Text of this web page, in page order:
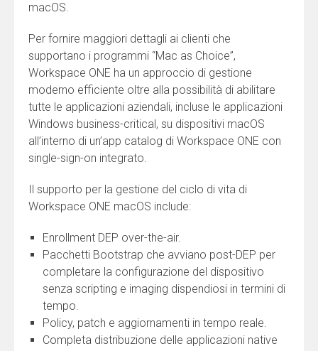
macOS.
Per fornire maggiori dettagli ai clienti che
supportano i programmi “Mac as Choice”,
Workspace ONE ha un approccio di gestione
moderno efficiente oltre alla possibilità di abilitare
tutte le applicazioni aziendali, incluse le applicazioni
Windows business-critical, su dispositivi macOS
all’interno di un’app catalog di Workspace ONE con
single-sign-on integrato.
Il supporto per la gestione del ciclo di vita di
Workspace ONE macOS include:
Enrollment DEP over-the-air.
Pacchetti Bootstrap che avviano post-DEP per
completare la configurazione del dispositivo
senza scripting e imaging dispendiosi in termini di
tempo.
Policy, patch e aggiornamenti in tempo reale.
Completa distribuzione delle applicazioni native